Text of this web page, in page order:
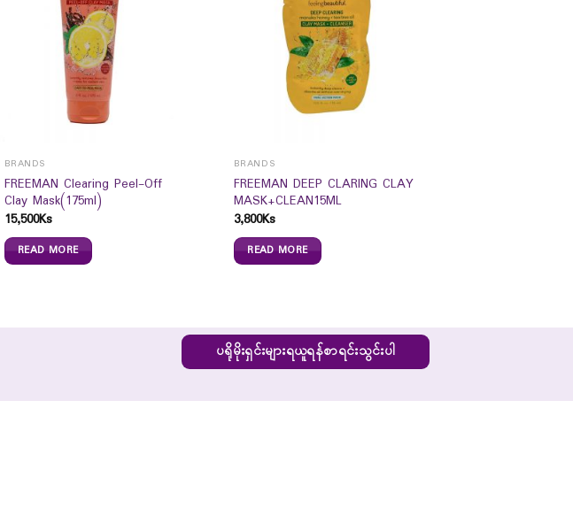
BRANDS
FREEMAN Clearing Peel-Off
Clay Mask(175ml)
15,500Ks
READ MORE
BRANDS
FREEMAN DEEP CLARING CLAY
MASK+CLEAN15ML
3,800Ks
READ MORE
ပရိုမိုးရှင်းများရယူရန်စာရင်းသွင်းပါ